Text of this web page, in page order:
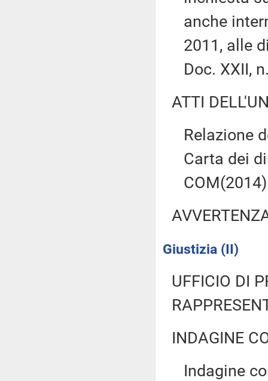
anche
2011, alle
Doc. XXII,
ATTI
Relazione
Carta dei
Giustizia (II)
UFFICIO DI
INDAGINE
Indagine